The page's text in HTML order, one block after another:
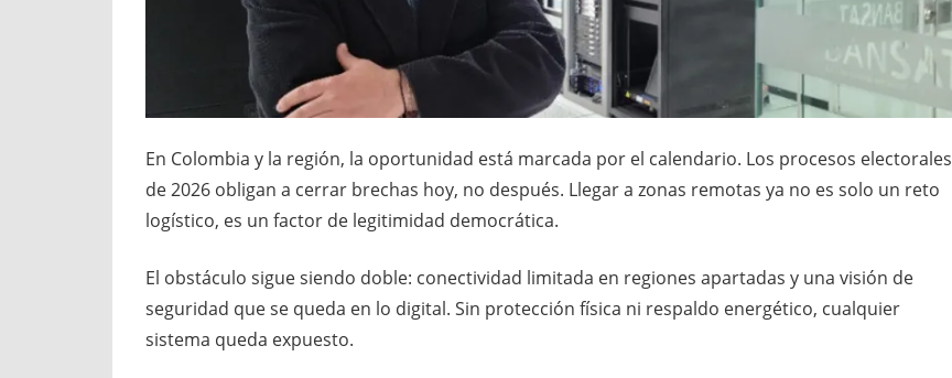
En Colombia y la región, la oportunidad está marcada por el calendario. Los procesos electorales
de 2026 obligan a cerrar brechas hoy, no después. Llegar a zonas remotas ya no es solo un reto
logístico, es un factor de legitimidad democrática.
El obstáculo sigue siendo doble: conectividad limitada en regiones apartadas y una visión de
seguridad que se queda en lo digital. Sin protección física ni respaldo energético, cualquier
sistema queda expuesto.